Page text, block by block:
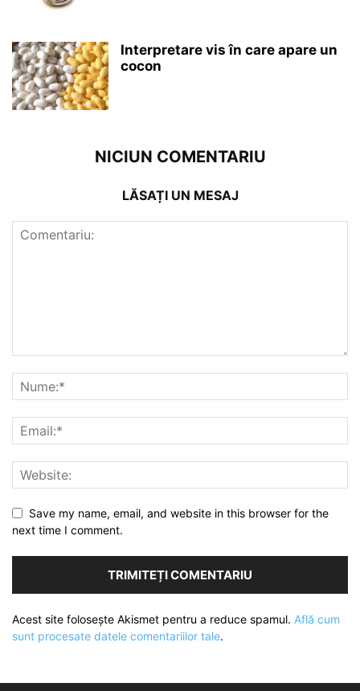
Interpretare vis în care apare un
cocon
NICIUN COMENTARIU
LĂSAȚI UN MESAJ
Save my name, email, and website in this browser for the
next time I comment.
Acest site folosește Akismet pentru a reduce spamul. Află cum
sunt procesate datele comentariilor tale.